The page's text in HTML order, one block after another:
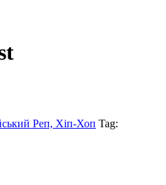
Реп, Хіп-Хоп Tag: